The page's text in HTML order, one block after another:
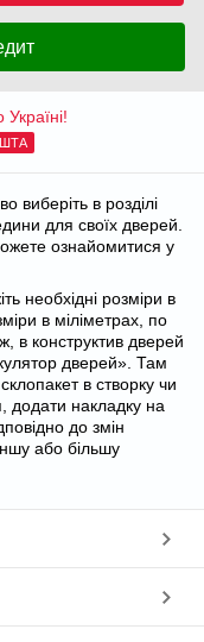
виберіть в розділі
для своїх дверей.
ознайомитися у
необхідні розміри в
в міліметрах, по
в конструктив дверей
дверей». Там
в створку чи
додати накладку на
до змін
або більшу